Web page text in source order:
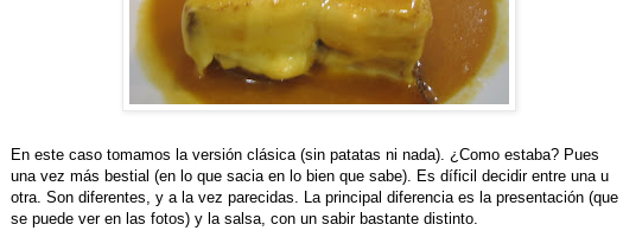
En este caso tomamos la versión clásica (sin patatas ni nada). ¿Como estaba? Pues
una vez más bestial (en lo que sacia en lo bien que sabe). Es díficil decidir entre una u
otra. Son diferentes, y a la vez parecidas. La principal diferencia es la presentación (que
se puede ver en las fotos) y la salsa, con un sabir bastante distinto.